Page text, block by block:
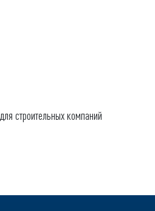
строительных компаний